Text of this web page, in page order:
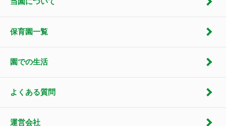
保育園一覧
園での生活
よくある質問
運営会社